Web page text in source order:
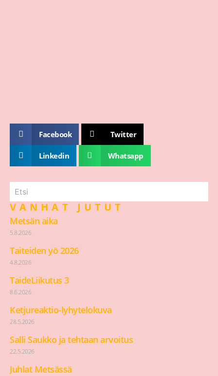
Facebook Twitter
Linkedin Whatsapp
VANHAT JUTUT
Metsän aika
5.8.2026
Taiteiden yö 2026
4.8.2026
TaideLiikutus 3
8.6.2026
Ketjureaktio-lyhytelokuva
28.5.2026
Salli Saukko ja tehtaan arvoitus
22.5.2026
Juhlat Metsässä